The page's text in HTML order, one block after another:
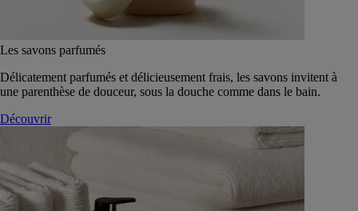
Les savons parfumés
Délicatement parfumés et délicieusement frais, les savons invitent à
une parenthèse de douceur, sous la douche comme dans le bain.
Découvrir